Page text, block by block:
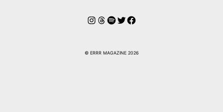
Instagram
Hilos
Spotify
Twitter
Facebook
© ERRR MAGAZINE 2026